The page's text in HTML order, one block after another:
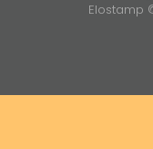
Elostamp